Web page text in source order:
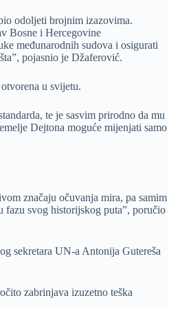
odoljeti brojnim izazovima.
Bosne i Hercegovine
međunarodnih sudova i osigurati
pojasnio je Džaferović.
u svijetu.
te je sasvim prirodno da mu
Dejtona moguće mijenjati samo
značaju očuvanja mira, pa samim
fazu svog historijskog puta”, poručio
sekretara UN-a Antonija Gutereša
zabrinjava izuzetno teška